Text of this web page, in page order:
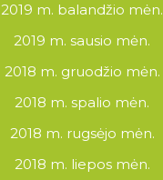
2019 m. balandžio mėn.
2019 m. sausio mėn.
2018 m. gruodžio mėn.
2018 m. spalio mėn.
2018 m. rugsėjo mėn.
2018 m. liepos mėn.